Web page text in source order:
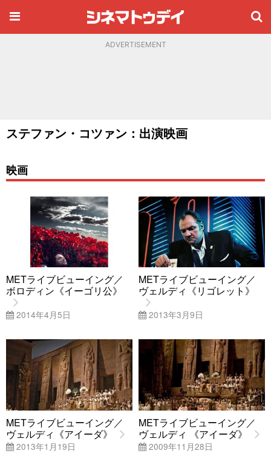
ADVERTISEMENT
ステファン・コツァン：出演映画
映画
METライブビューイング／
ボロディン《イーゴリ公》
2014年4月5日
METライブビューイング／
ヴェルディ《リゴレット》
2013年3月9日
METライブビューイング／
ヴェルディ《アイーダ》
2013年1月19日
METライブビューイング／
ヴェルディ 《アイーダ》
2009年11月28日